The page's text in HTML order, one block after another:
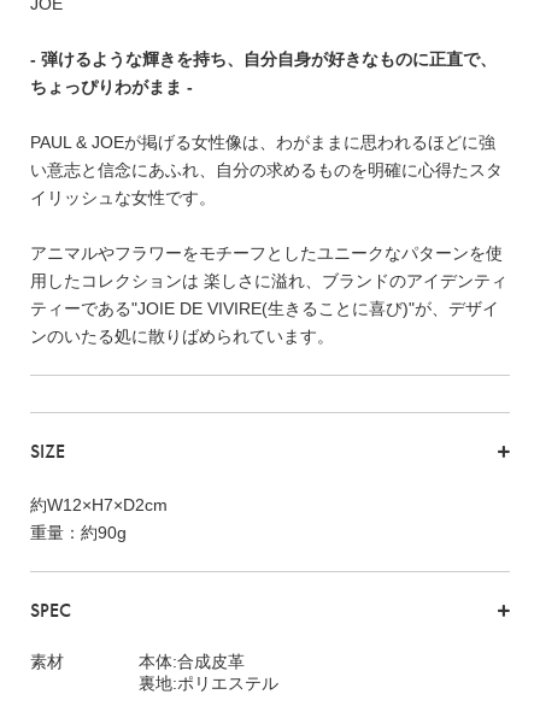
FEATURE
会社特典
会社概要
特定商取引法に基づく表記
JOE
- 弾けるような輝きを持ち、自分自身が好きなものに正直で、
ちょっぴりわがまま -
PAUL & JOEが掲げる女性像は、わがままに思われるほどに強
い意志と信念にあふれ、自分の求めるものを明確に心得たスタ
イリッシュな女性です。
アニマルやフラワーをモチーフとしたユニークなパターンを使
用したコレクションは 楽しさに溢れ、ブランドのアイデンティ
ティーである"JOIE DE VIVIRE(生きることに喜び)"が、デザイ
ンのいたる処に散りばめられています。
SIZE
約W12×H7×D2cm
重量：約90g
SPEC
素材
本体:合成皮革
裏地:ポリエステル